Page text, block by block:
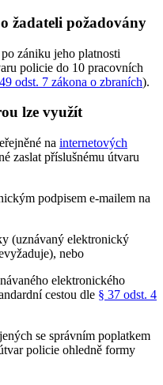
žadateli požadovány
zániku jeho platnosti
policie do 10 pracovních
odst. 7 zákona o zbraních).
lze využít
na internetových
zaslat příslušnému útvaru
podpisem e-mailem na
(uznávaný elektronický
nebo
elektronického
cestou dle § 37 odst. 4
se správním poplatkem
policie ohledně formy